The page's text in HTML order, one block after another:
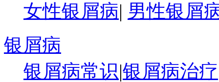
女性银屑病| 男性银屑
银屑病
银屑病常识|银屑病治疗